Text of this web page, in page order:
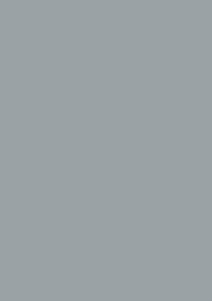
von der betroffenen Person
Fall in informierter
abgegebene
Form einer Erklärung oder
bestätigenden
die betroffene Person zu
sie mit der Verarbeitung der
Daten
des für die Verarbeitung
Sinne der Datenschutz-